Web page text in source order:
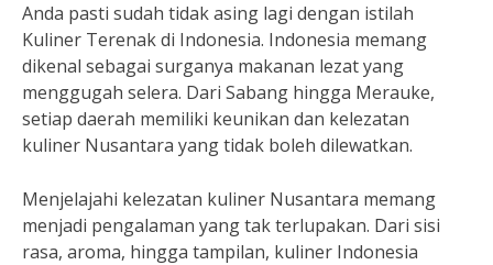
Anda pasti sudah tidak asing lagi dengan istilah
Kuliner Terenak di Indonesia. Indonesia memang
dikenal sebagai surganya makanan lezat yang
menggugah selera. Dari Sabang hingga Merauke,
setiap daerah memiliki keunikan dan kelezatan
kuliner Nusantara yang tidak boleh dilewatkan.
Menjelajahi kelezatan kuliner Nusantara memang
menjadi pengalaman yang tak terlupakan. Dari sisi
rasa, aroma, hingga tampilan, kuliner Indonesia